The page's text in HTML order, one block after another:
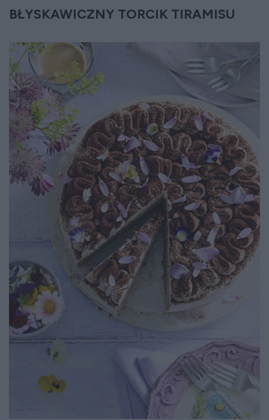
BŁYSKAWICZNY TORCIK TIRAMISU